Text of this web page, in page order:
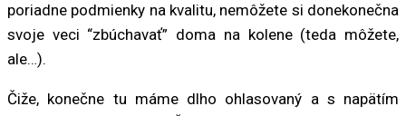
poriadne podmienky na kvalitu, nemôžete si donekonečna
svoje veci “zbúchavať” doma na kolene (teda môžete,
ale…).
Čiže, konečne tu máme dlho ohlasovaný a s napätím